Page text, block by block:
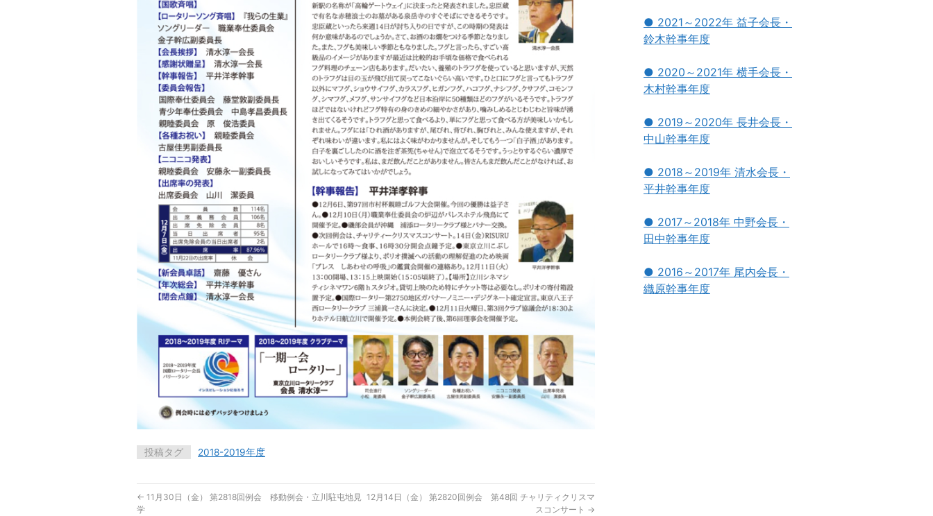
投稿タグ 2018-2019年度
← 11月30日（金） 第2818回例会 移動例会・立川駐屯地見
学
12月14日（金） 第2820回例会 第48回 チャリティクリスマ
スコンサート →
● 2021～2022年 益子会長・
鈴木幹事年度
● 2020～2021年 横手会長・
木村幹事年度
● 2019～2020年 長井会長・
中山幹事年度
● 2018～2019年 清水会長・
平井幹事年度
● 2017～2018年 中野会長・
田中幹事年度
● 2016～2017年 尾内会長・
織原幹事年度